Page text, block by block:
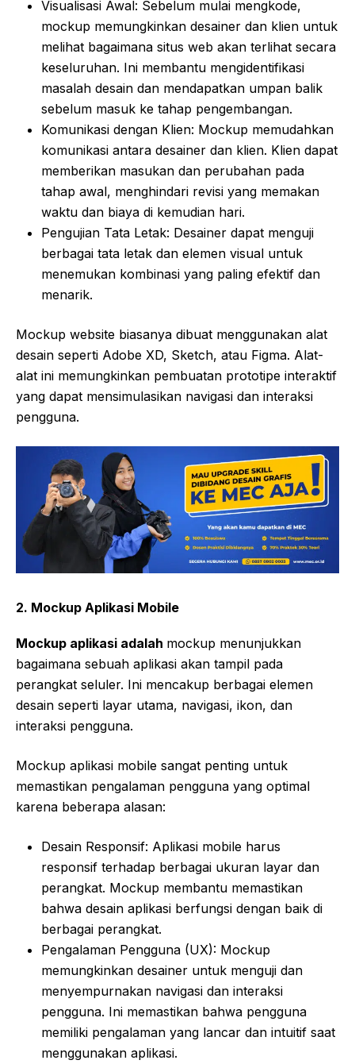
Visualisasi Awal: Sebelum mulai mengkode,
mockup memungkinkan desainer dan klien untuk
melihat bagaimana situs web akan terlihat secara
keseluruhan. Ini membantu mengidentifikasi
masalah desain dan mendapatkan umpan balik
sebelum masuk ke tahap pengembangan.
Komunikasi dengan Klien: Mockup memudahkan
komunikasi antara desainer dan klien. Klien dapat
memberikan masukan dan perubahan pada
tahap awal, menghindari revisi yang memakan
waktu dan biaya di kemudian hari.
Pengujian Tata Letak: Desainer dapat menguji
berbagai tata letak dan elemen visual untuk
menemukan kombinasi yang paling efektif dan
menarik.
Mockup website biasanya dibuat menggunakan alat
desain seperti Adobe XD, Sketch, atau Figma. Alat-
alat ini memungkinkan pembuatan prototipe interaktif
yang dapat mensimulasikan navigasi dan interaksi
pengguna.
2. Mockup Aplikasi Mobile
Mockup aplikasi adalah mockup menunjukkan
bagaimana sebuah aplikasi akan tampil pada
perangkat seluler. Ini mencakup berbagai elemen
desain seperti layar utama, navigasi, ikon, dan
interaksi pengguna.
Mockup aplikasi mobile sangat penting untuk
memastikan pengalaman pengguna yang optimal
karena beberapa alasan:
Desain Responsif: Aplikasi mobile harus
responsif terhadap berbagai ukuran layar dan
perangkat. Mockup membantu memastikan
bahwa desain aplikasi berfungsi dengan baik di
berbagai perangkat.
Pengalaman Pengguna (UX): Mockup
memungkinkan desainer untuk menguji dan
menyempurnakan navigasi dan interaksi
pengguna. Ini memastikan bahwa pengguna
memiliki pengalaman yang lancar dan intuitif saat
menggunakan aplikasi.